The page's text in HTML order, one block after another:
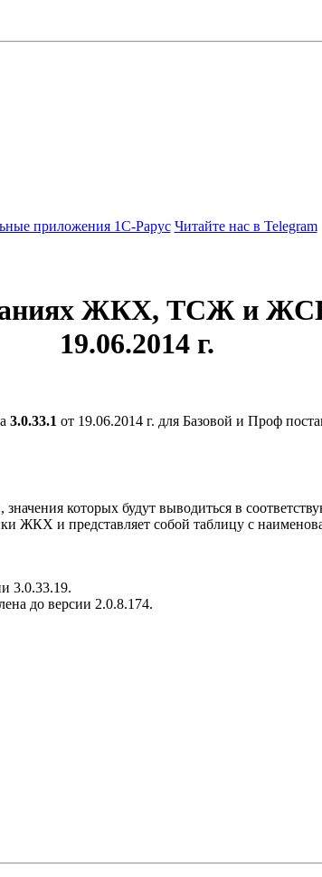
приложения 1С-Рарус Читайте нас в Telegram
ЖКХ, ТСЖ и
19.06.2014 г.
3.0.33.1 от 19.06.2014 г. для Базовой и Проф
которых будут выводиться в
ЖКХ и представляет собой таблицу с
3.0.33.19.
до версии 2.0.8.174.